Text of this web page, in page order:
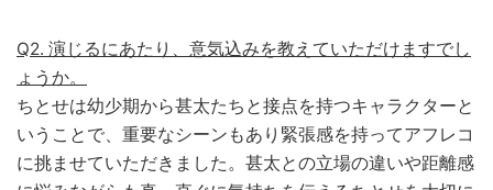
Q2. 演じるにあたり、意気込みを教えていただけますでし
ょうか。
ちとせは幼少期から甚太たちと接点を持つキャラクターと
いうことで、重要なシーンもあり緊張感を持ってアフレコ
に挑ませていただきました。甚太との立場の違いや距離感